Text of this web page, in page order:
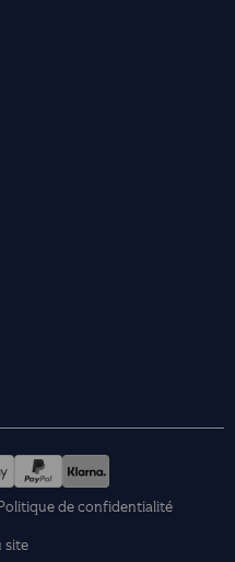
de confidentialité
site